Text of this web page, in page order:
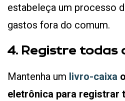
estabeleça um processo
gastos fora do comum.
4. Registre todas
Mantenha um livro-caixa
eletrônica para registrar